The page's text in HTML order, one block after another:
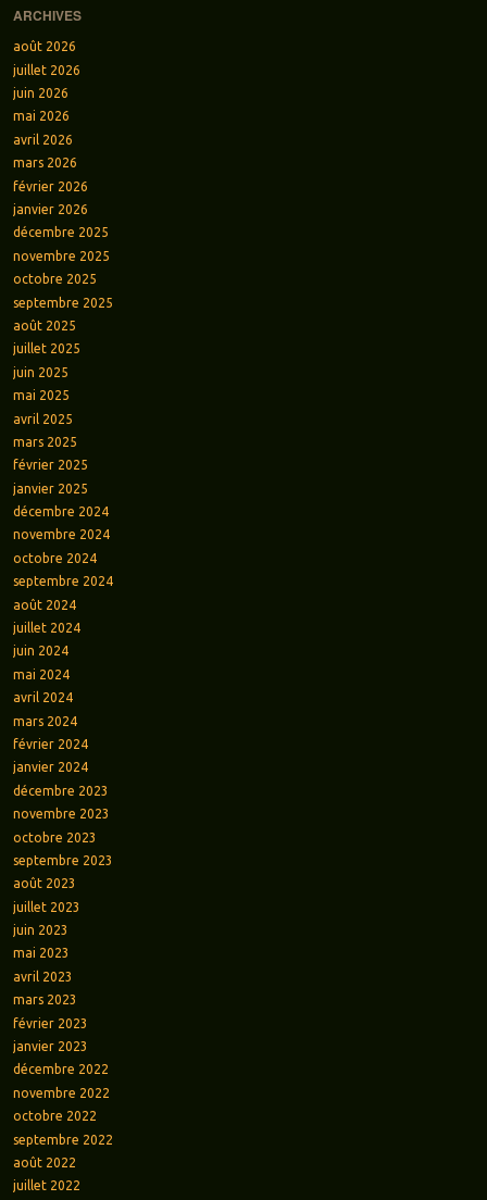
ARCHIVES
août 2026
juillet 2026
juin 2026
mai 2026
avril 2026
mars 2026
février 2026
janvier 2026
décembre 2025
novembre 2025
octobre 2025
septembre 2025
août 2025
juillet 2025
juin 2025
mai 2025
avril 2025
mars 2025
février 2025
janvier 2025
décembre 2024
novembre 2024
octobre 2024
septembre 2024
août 2024
juillet 2024
juin 2024
mai 2024
avril 2024
mars 2024
février 2024
janvier 2024
décembre 2023
novembre 2023
octobre 2023
septembre 2023
août 2023
juillet 2023
juin 2023
mai 2023
avril 2023
mars 2023
février 2023
janvier 2023
décembre 2022
novembre 2022
octobre 2022
septembre 2022
août 2022
juillet 2022